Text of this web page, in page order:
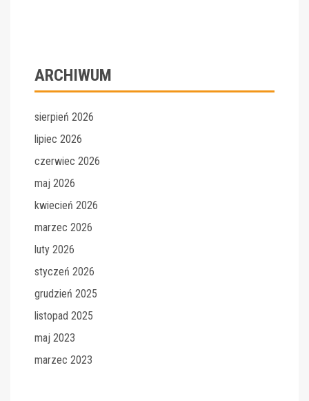
ARCHIWUM
sierpień 2026
lipiec 2026
czerwiec 2026
maj 2026
kwiecień 2026
marzec 2026
luty 2026
styczeń 2026
grudzień 2025
listopad 2025
maj 2023
marzec 2023